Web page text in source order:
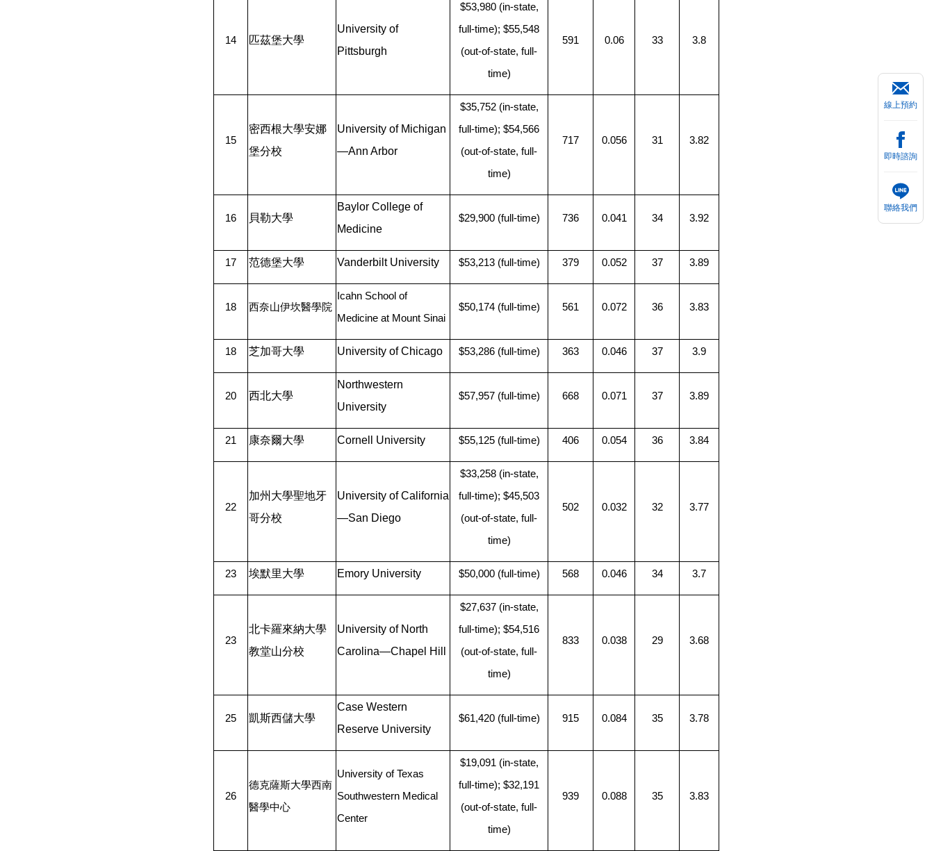
14 匹茲堡大學
University of
Pittsburgh
$53,980 (in-state,
full-time); $55,548
(out-of-state, full-
time)
591 0.06 33 3.8
15
密西根大學安娜
堡分校
University of Michigan
—​Ann Arbor
$35,752 (in-state,
full-time); $54,566
(out-of-state, full-
time)
717 0.056 31 3.82
16 貝勒大學
Baylor College of
Medicine
$29,900 (full-time) 736 0.041 34 3.92
17 范德堡大學 Vanderbilt University $53,213 (full-time) 379 0.052 37 3.89
18 西奈山伊坎醫學院
Icahn School of
Medicine at Mount Sinai
$50,174 (full-time) 561 0.072 36 3.83
18 芝加哥大學 University of Chicago $53,286 (full-time) 363 0.046 37 3.9
20 西北大學
Northwestern
University
$57,957 (full-time) 668 0.071 37 3.89
21 康奈爾大學 Cornell University $55,125 (full-time) 406 0.054 36 3.84
22
加州大學聖地牙
哥分校
University of California
—​San Diego
$33,258 (in-state,
full-time); $45,503
(out-of-state, full-
time)
502 0.032 32 3.77
23 埃默里大學 Emory University $50,000 (full-time) 568 0.046 34 3.7
23
北卡羅來納大學
教堂山分校
University of North
Carolina—​Chapel Hill
$27,637 (in-state,
full-time); $54,516
(out-of-state, full-
time)
833 0.038 29 3.68
25 凱斯西儲大學
Case Western
Reserve University
$61,420 (full-time) 915 0.084 35 3.78
26
德克薩斯大學西南
醫學中心
University of Texas
Southwestern Medical
Center
$19,091 (in-state,
full-time); $32,191
(out-of-state, full-
time)
939 0.088 35 3.83
線上預約
即時諮詢
聯絡我們